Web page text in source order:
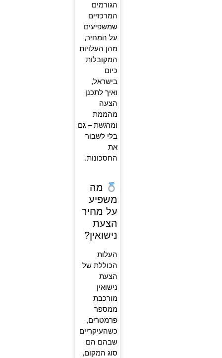
הגורמים
המרכזיים
שמשפיעים
על המחיר,
מהן העלויות
המקובלות
כיום
בישראל,
ואיך לתכנן
הצעה
מהממת
ומרגשת – גם
בלי לשבור
את
החסכונות.
מה
משפיע
על מחיר
הצעת
נישואין?
העלות
הכוללת של
הצעת
נישואין
מורכבת
ממספר
פרמטרים,
כשהעיקריים
שבהם הם
סוג המקום,